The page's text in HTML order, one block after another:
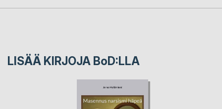
LISÄÄ KIRJOJA BoD:LLA